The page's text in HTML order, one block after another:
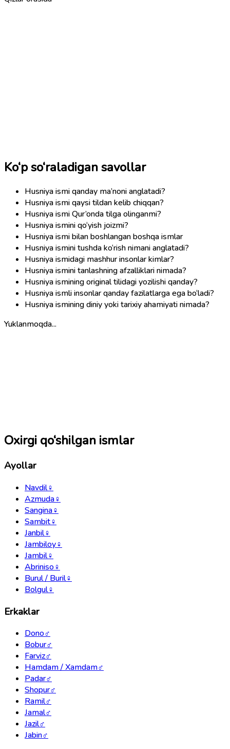
Ko‘p so‘raladigan savollar
Husniya ismi qanday ma’noni anglatadi?
Husniya ismi qaysi tildan kelib chiqqan?
Husniya ismi Qur’onda tilga olinganmi?
Husniya ismini qo‘yish joizmi?
Husniya ismi bilan boshlangan boshqa ismlar
Husniya ismini tushda ko‘rish nimani anglatadi?
Husniya ismidagi mashhur insonlar kimlar?
Husniya ismini tanlashning afzalliklari nimada?
Husniya ismining original tilidagi yozilishi qanday?
Husniya ismli insonlar qanday fazilatlarga ega bo‘ladi?
Husniya ismining diniy yoki tarixiy ahamiyati nimada?
Yuklanmoqda...
Oxirgi qo‘shilgan ismlar
Ayollar
Navdil♀
Azmuda♀
Sangina♀
Sambit♀
Janbil♀
Jambiloy♀
Jambil♀
Abriniso♀
Burul / Buril♀
Bolgul♀
Erkaklar
Dono♂
Bobur♂
Farviz♂
Hamdam / Xamdam♂
Padar♂
Shopur♂
Ramil♂
Jamal♂
Jazil♂
Jabin♂